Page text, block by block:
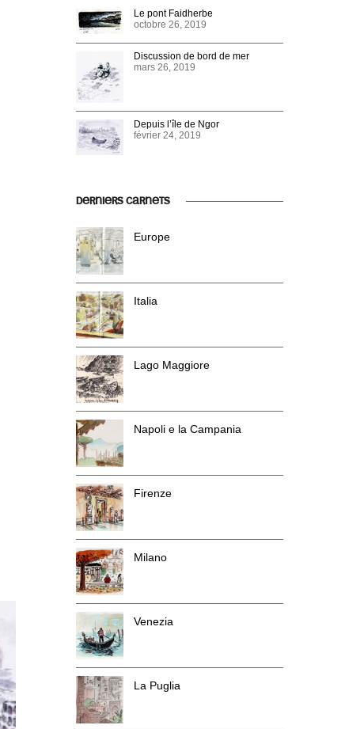
Le pont Faidherbe
octobre 26, 2019
Discussion de bord de mer
mars 26, 2019
Depuis l’île de Ngor
février 24, 2019
DERNIERS CARNETS
Europe
Italia
Lago Maggiore
Napoli e la Campania
Firenze
Milano
Venezia
La Puglia